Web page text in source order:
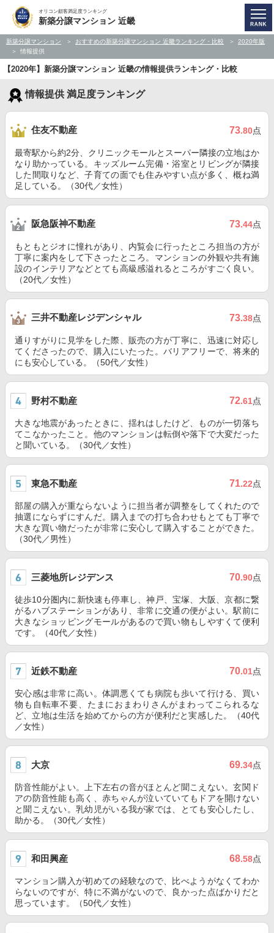
オリコン顧客満足度ランキング
新築分譲マンション 近畿
新築分譲マンション おすすめの新築分譲マンション 近畿ランキング・比較
2020年版
情報提供
【2020年】新築分譲マンション 近畿の情報提供ランキング・比較
情報提供 満足度ランキング
住友不動産 73.80点
最寄駅から約2分、クリニックモールとスーパー隣接の立地はか
なり助かっている。キッズルーム完備・浴室とリビングが隣接
した間取りなど、子育ての面でも住みやすい点が多く、概ね満
足している。（30代／女性）
阪急阪神不動産 73.44点
もともとジオに憧れがあり、内覧会に行ったところ担当の方が
丁寧に案内をして下さったところ。マンションの外観や共有施
設のインテリアなどとても高級感溢れるところがすごく良い。
（20代／女性）
三井不動産レジデンシャル 73.38点
通りすがりに見学をした際、販売の方が丁寧に、迅速に対応し
てくださったので、購入にいたった。バリアフリーで、将来的
にも安心している。（50代／女性）
野村不動産 72.61点
大きな地震があったときに、揺れはしたけど、ものが一切落ち
てこなかったこと。他のマンションは転倒や落下で大変だった
と聞いている。（30代／女性）
東急不動産 71.22点
部屋の購入が重ならないように担当者が調整をしてくれたので
抽選にならずにすんだ。購入までの打ち合わせもとても丁寧で
大きな買い物だったが非常に安心して購入することができた。
（30代／男性）
三菱地所レジデンス 70.90点
徒歩10分圏内に新快速も停車し、神戸、宝塚、大阪、京都に繋
がるハブステーションがあり、非常に交通の便がよい。駅前に
大きなショッピングモールがあるので買い物もしやすくて便利
です。（40代／女性）
近鉄不動産 70.01点
安心感は非常に高い。体調悪くても病院も歩いて行ける、買い
物も自転車不要、たまにおまわりさんがまわってこられるな
ど、立地は生活を始めてからの方が便利だと実感した。（40代
／女性）
大京 69.34点
防音性能がよい。上下左右の音がほとんど聞こえない。玄関ド
アの防音性能も高く、赤ちゃんが泣いていてもドアを開けない
と聞こえない。乳幼児がいる我が家では、とても安心したし、
助かる。（30代／女性）
和田興産 68.58点
マンション購入が初めての経験なので、比べようがなくてわか
らないのですが、特に不満がないので、良かった点ばかりだと
思っています。（50代／女性）